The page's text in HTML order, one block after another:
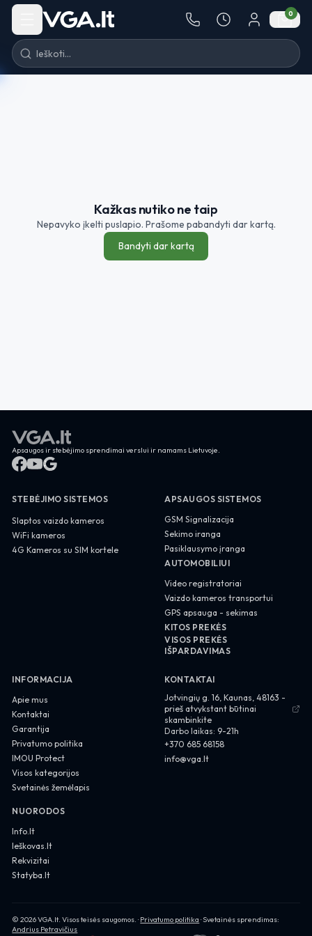
Pereiti į turinį
0
Kažkas nutiko ne taip
Nepavyko įkelti puslapio. Prašome pabandyti dar kartą.
Bandyti dar kartą
Apsaugos ir stebėjimo sprendimai verslui ir namams Lietuvoje.
STEBĖJIMO SISTEMOS
Slaptos vaizdo kameros
WiFi kameros
4G Kameros su SIM kortele
APSAUGOS SISTEMOS
GSM Signalizacija
Sekimo iranga
Pasiklausymo įranga
AUTOMOBILIUI
Video registratoriai
Vaizdo kameros transportui
GPS apsauga - sekimas
KITOS PREKĖS
VISOS PREKĖS
IŠPARDAVIMAS
INFORMACIJA
Apie mus
Kontaktai
Garantija
Privatumo politika
IMOU Protect
Visos kategorijos
Svetainės žemėlapis
NUORODOS
Info.lt
Ieškovas.lt
Rekvizitai
Statyba.lt
KONTAKTAI
Jotvingių g. 16, Kaunas, 48163 -
prieš atvykstant būtinai
skambinkite
Darbo laikas: 9-21h
+370 685 68158
info@vga.lt
©2026VGA.lt. Visos teisės saugomos. ·Privatumo politika Privacy Policy
· Svetainės sprendimas:
Andrius Petravičius